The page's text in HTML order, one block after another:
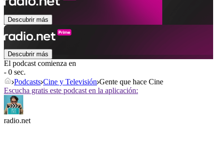
Descubrir más
Descubrir más
El podcast comienza en
- 0 sec.
Podcasts Cine y Televisión Gente que hace Cine
Escucha gratis este podcast en la aplicación:
radio.net